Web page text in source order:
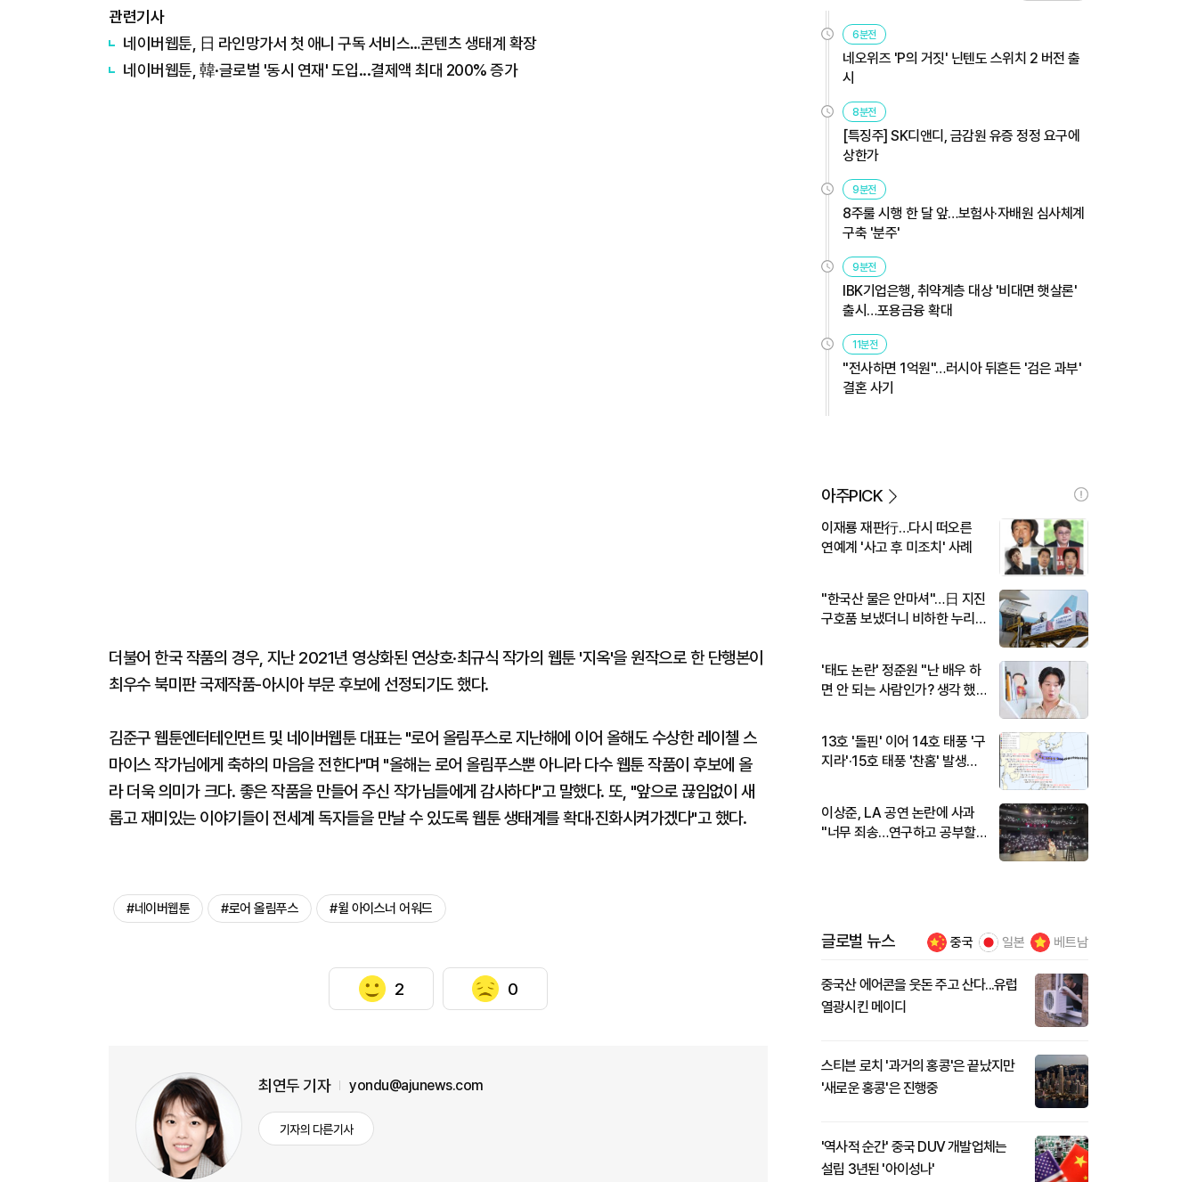
관련기사
네이버웹툰, 日 라인망가서 첫 애니 구독 서비스…콘텐츠 생태계 확장
네이버웹툰, 韓·글로벌 '동시 연재' 도입...결제액 최대 200% 증가
더불어 한국 작품의 경우, 지난 2021년 영상화된 연상호·최규식 작가의 웹툰 '지옥'을 원작으로 한 단행본이
최우수 북미판 국제작품-아시아 부문 후보에 선정되기도 했다.
김준구 웹툰엔터테인먼트 및 네이버웹툰 대표는 "로어 올림푸스로 지난해에 이어 올해도 수상한 레이첼 스
마이스 작가님에게 축하의 마음을 전한다"며 "올해는 로어 올림푸스뿐 아니라 다수 웹툰 작품이 후보에 올
라 더욱 의미가 크다. 좋은 작품을 만들어 주신 작가님들에게 감사하다"고 말했다. 또, "앞으로 끊임없이 새
롭고 재미있는 이야기들이 전세계 독자들을 만날 수 있도록 웹툰 생태계를 확대·진화시켜가겠다"고 했다.
#네이버웹툰 #로어 올림푸스 #윌 아이스너 어워드
2 0
최연두 기자 yondu@ajunews.com
기자의 다른기사
6분전
네오위즈 'P의 거짓' 닌텐도 스위치 2 버전 출
시
8분전
[특징주] SK디앤디, 금감원 유증 정정 요구에
상한가
9분전
8주룰 시행 한 달 앞…보험사·자배원 심사체계
구축 '분주'
9분전
IBK기업은행, 취약계층 대상 '비대면 햇살론'
출시…포용금융 확대
11분전
"전사하면 1억원"…러시아 뒤흔든 '검은 과부'
결혼 사기
아주PICK
이재룡 재판行…다시 떠오른
연예계 '사고 후 미조치' 사례
"한국산 물은 안마셔"…日 지진
구호품 보냈더니 비하한 누리
'태도 논란' 정준원 "난 배우 하
면 안 되는 사람인가? 생각 했
13호 '돌핀' 이어 14호 태풍 '구
지라'·15호 태풍 '찬홈' 발생…
이상준, LA 공연 논란에 사과
"너무 죄송…연구하고 공부할
글로벌 뉴스 중국 일본 베트남
중국산 에어콘을 웃돈 주고 산다...유럽
열광시킨 메이디
스티븐 로치 '과거의 홍콩'은 끝났지만
'새로운 홍콩'은 진행중
'역사적 순간' 중국 DUV 개발업체는
설립 3년된 '아이성나'